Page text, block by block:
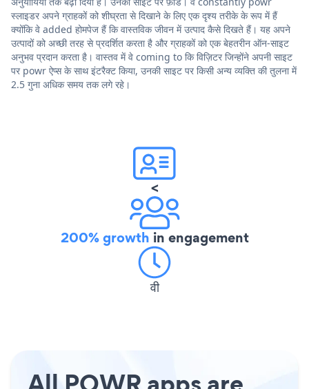
स्लाइडर अपने ग्राहकों को शीघ्रता से दिखाने के लिए एक दृश्य तरीके के रूप में हैं
क्योंकि वे added होमपेज हैं कि वास्तविक जीवन में उत्पाद कैसे दिखते हैं। यह अपने
उत्पादों को अच्छी तरह से प्रदर्शित करता है और ग्राहकों को एक बेहतरीन ऑन-साइट
अनुभव प्रदान करता है। वास्तव में वे coming to कि विज़िटर जिन्होंने अपनी साइट
पर powr ऐप्स के साथ इंटरैक्ट किया, उनकी साइट पर किसी अन्य व्यक्ति की तुलना में
2.5 गुना अधिक समय तक लगे रहे।
<
200% growth in engagement
वी